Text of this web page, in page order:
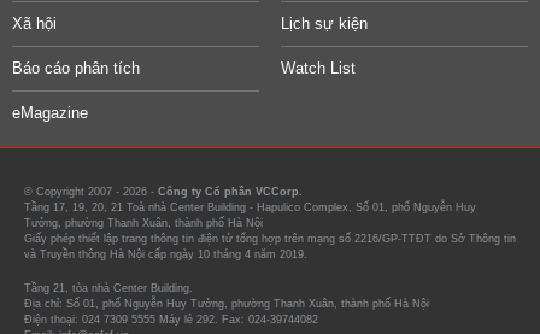
Xã hội Lịch sự kiện
Báo cáo phân tích Watch List
eMagazine
© Copyright 2007 - 2026 - Công ty Cổ phần VCCorp.
Tầng 17, 19, 20, 21 Toà nhà Center Building - Hapulico Complex, Số 01, phố Nguyễn Huy
Tưởng, phường Thanh Xuân, thành phố Hà Nội
Giấy phép thiết lập trang thông tin điện tử tổng hợp trên mạng số 2216/GP-TTĐT do Sở Thông tin
và Truyền thông Hà Nội cấp ngày 10 tháng 4 năm 2019.
Tầng 21, tòa nhà Center Building.
Địa chỉ: Số 01, phố Nguyễn Huy Tưởng, phường Thanh Xuân, thành phố Hà Nội
Điện thoại: 024 7309 5555 Máy lẻ 292. Fax: 024-39744082